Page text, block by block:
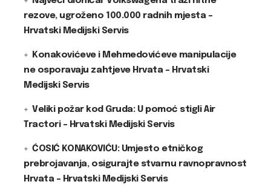
rezove, ugroženo 100.000 radnih mjesta –
Hrvatski Medijski Servis
Konakovićeve i Mehmedovićeve manipulacije
ne osporavaju zahtjeve Hrvata – Hrvatski
Medijski Servis
Veliki požar kod Gruda: U pomoć stigli Air
Tractori – Hrvatski Medijski Servis
ĆOSIĆ KONAKOVIĆU: Umjesto etničkog
prebrojavanja, osigurajte stvarnu ravnopravnost
Hrvata – Hrvatski Medijski Servis